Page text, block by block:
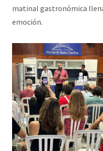
matinal gastronómica
emoción.